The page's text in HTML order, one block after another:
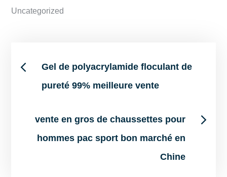
Uncategorized
Post
navigation
Gel de polyacrylamide floculant de
pureté 99% meilleure vente
vente en gros de chaussettes pour
hommes pac sport bon marché en
Chine